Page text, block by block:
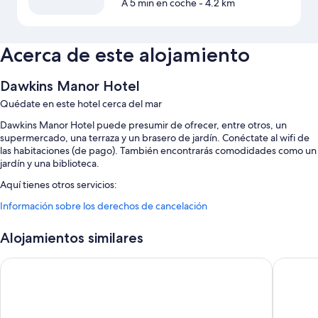
A 5 min en coche- 4.2 km
Acerca de este alojamiento
Dawkins Manor Hotel
Quédate en este hotel cerca del mar
Dawkins Manor Hotel puede presumir de ofrecer, entre otros, un
supermercado, una terraza y un brasero de jardín. Conéctate al wifi de
las habitaciones (de pago). También encontrarás comodidades como un
jardín y una biblioteca.
Aquí tienes otros servicios:
Una piscina al aire libre
Servicio de cuidado infantil (de pago), muebles de exterior y
barbacoas de carbón
Información sobre los derechos de cancelación
Alojamientos similares
Fourways Inn Coco